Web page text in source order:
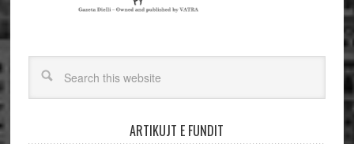
ARTIKUJT E FUNDIT